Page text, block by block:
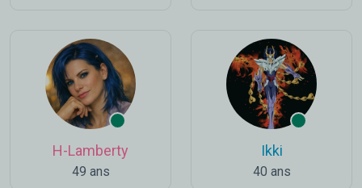
H-Lamberty
49 ans
Ikki
40 ans